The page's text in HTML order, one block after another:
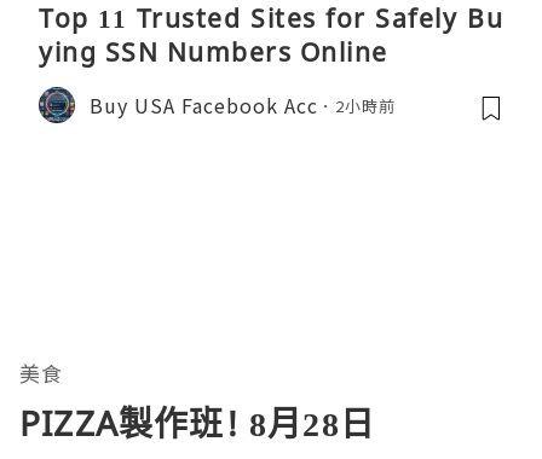
Top 11 Trusted Sites for Safely Bu
ying SSN Numbers Online
Buy USA Facebook Acc 2小時前
美食
PIZZA製作班! 8月28日